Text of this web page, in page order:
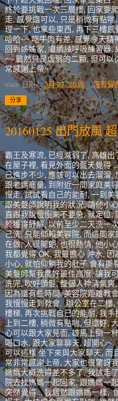
終於要挑戰一次三層樓, 回家要
走, 感覺還可以, 只是稍微有點
理一下, 也拿些東西, 再下三樓
哈哈~~ 吃牛肉有差, 感覺今天精
回到姊姊家, 繼續練呼吸練習器,
~~ 雖然只是虛弱的二顆, 但可以
常感謝上帝~
elain 日期：3月 27, 2016 沒有留
分享
20160125 出門放風
霸王及寒流, 已經減弱了, 高雄
在屋子裡, 看見外面的藍天覺得
己進步不少, 應該可以出去溜溜,
跟老媽商量, 到附近一間家庭美
慢走, 試試看自己的能耐, 一到
跟美髮師說明我的狀況, 請他小
直跟我說慢慢來不要急, 就定位,
於獲得紓解, 以前至少二天洗一
己洗, 只能仰賴美容院, 而這間
在做, 人很開朗, 也很熱情, 他小
我都覺得 OK, 我最擔心 沖水,
小心, 就怕仰躺我的肚子 會有撕
美髮師幫我喬好最佳高度, 讓我
洗完, 吹好頭髮, 整個人神清氣
因為還有些時間, 美容院距離教
我慢慢走到教會, 辦公室在二樓,
樓梯, 再次挑戰自己的能耐, 我
上到二樓, 稍微有點喘, 但還好,
心可以跟大家見面, 雄馬上倒一
喝口水, 跟大家聊聊天, 超開心~
可以這樣 坐下來與大家聊天, 而
常非常感謝上帝, 大家也很驚訝
媽媽大概洗得差不多了, 我該走
院去找媽媽一起回家, 跟媽媽一
突然覺得... 我居然跟媽媽一樣,